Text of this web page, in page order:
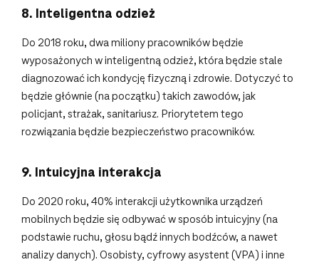
8. Inteligentna odzież
Do 2018 roku, dwa miliony pracowników będzie
wyposażonych w inteligentną odzież, która będzie stale
diagnozować ich kondycję fizyczną i zdrowie. Dotyczyć to
będzie głównie (na początku) takich zawodów, jak
policjant, strażak, sanitariusz. Priorytetem tego
rozwiązania będzie bezpieczeństwo pracowników.
9. Intuicyjna interakcja
Do 2020 roku, 40% interakcji użytkownika urządzeń
mobilnych będzie się odbywać w sposób intuicyjny (na
podstawie ruchu, głosu bądź innych bodźców, a nawet
analizy danych). Osobisty, cyfrowy asystent (VPA) i inne